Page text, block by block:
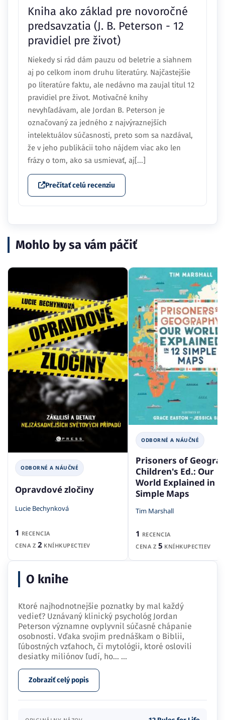
Kniha ako základ pre novoročné
predsavzatia (J. B. Peterson - 12
pravidiel pre život)
Niekedy si rád dám pauzu od beletrie a siahnem
aj po celkom inom druhu literatúry. Najčastejšie
po literatúre faktu, ale nedávno ma zaujal titul 12
pravidiel pre život. Motivačné knihy
nevyhľadávam, ale Jordan B. Peterson je
označovaný za jedného z najvýraznejších
intelektuálov súčasnosti, preto som sa nazdával,
že v jeho publikácii toho nájdem viac ako len
frázy o tom, ako sa usmievať, aj[...]
Prečítať celú recenziu
Mohlo by sa vám páčiť
ODBORNÉ A NÁUČNÉ
Opravdové zločiny
Lucie Bechynková
1 RECENCIA
CENA Z 2 KNÍHKUPECTIEV
ODBORNÉ A NÁUČNÉ
Prisoners of
Children's Ed.: Our
World Explained in
Simple Maps
Tim Marshall
1 RECENCIA
CENA Z 5 KNÍHKUPECTIEV
O knihe
Ktoré najhodnotnejšie poznatky by mal každý
vedieť? Uznávaný klinický psychológ Jordan
Peterson významne ovplyvnil súčasné chápanie
osobnosti. Vďaka svojim prednáškam o Biblii,
ľúbostných vzťahoch, či mytológii, ktoré oslovili
desiatky miliónov ľudí, ho… ...
Zobraziť celý popis